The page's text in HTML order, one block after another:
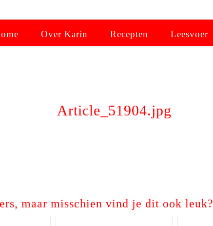
Over Karin Recepten Leesvoer
Article_51904.jpg
maar misschien vind je dit ook leuk?